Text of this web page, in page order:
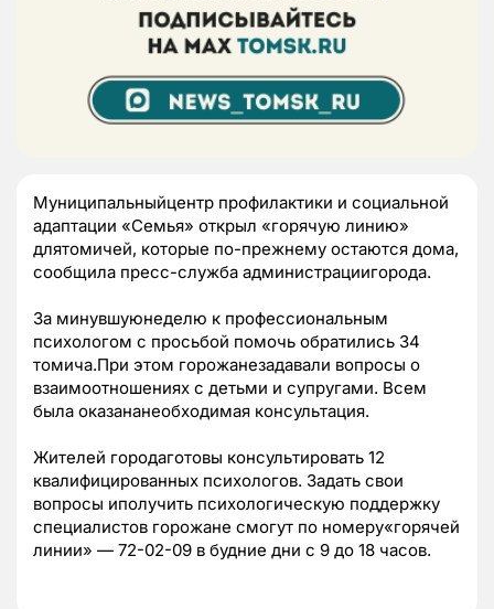
Муниципальныйцентр профилактики и социальной
адаптации «Семья» открыл «горячую линию»
длятомичей, которые по-прежнему остаются дома,
сообщила пресс-служба администрациигорода.
За минувшуюнеделю к профессиональным
психологом с просьбой помочь обратились 34
томича.При этом горожанезадавали вопросы о
взаимоотношениях с детьми и супругами. Всем
была оказананеобходимая консультация.
Жителей городаготовы консультировать 12
квалифицированных психологов. Задать свои
вопросы иполучить психологическую поддержку
специалистов горожане смогут по номеру«горячей
линии» — 72-02-09 в будние дни с 9 до 18 часов.